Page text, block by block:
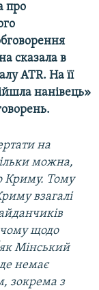
про
сказала в
ATR. На її
нанівець»
на
можна,
Криму. Тому
взагалі
чому щодо
Мінський
немає
зокрема з